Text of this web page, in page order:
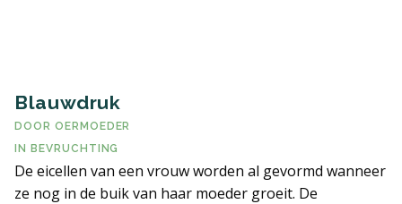
Blauwdruk
DOOR OERMOEDER
IN BEVRUCHTING
De eicellen van een vrouw worden al gevormd wanneer
ze nog in de buik van haar moeder groeit. De